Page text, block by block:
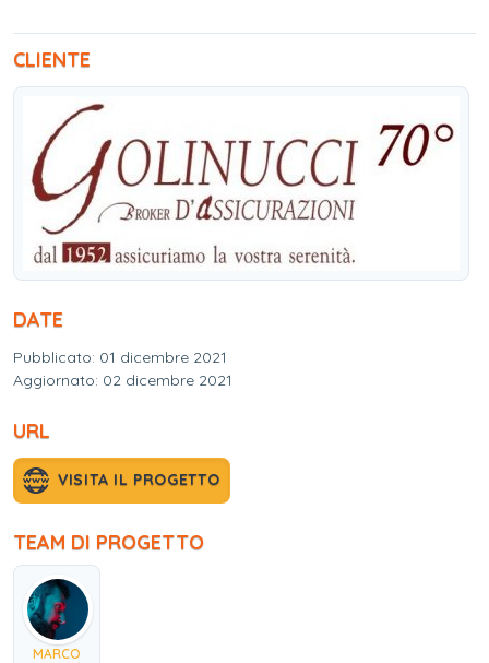
CLIENTE
DATE
Pubblicato: 01 dicembre 2021
Aggiornato: 02 dicembre 2021
URL
VISITA IL PROGETTO
TEAM DI PROGETTO
MARCO